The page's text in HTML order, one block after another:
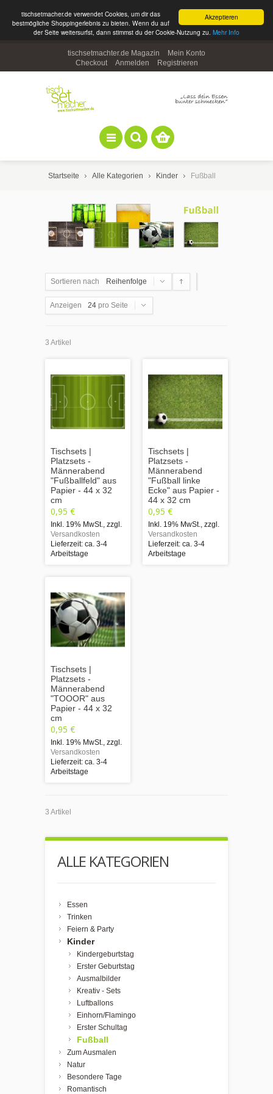
Akzeptieren
tischsetmacher.de verwendet Cookies, um dir das
bestmögliche Shoppingerlebnis zu bieten. Wenn du auf
der Seite weitersurfst, dann stimmst du der Cookie-Nutzung zu. Mehr Info
tischsetmachter.de Magazin
Mein Konto
Checkout
Anmelden Registrieren
Startseite Alle Kategorien Kinder Fußball
Sortieren nach Reihenfolge
Anzeigen 24 pro Seite
3 Artikel
Tischsets |
Platzsets -
Männerabend
"Fußballfeld" aus
Papier - 44 x 32
cm
0,95 €
Inkl. 19% MwSt. zzgl.
Versandkosten
Lieferzeit: ca. 3-4
Arbeitstage
Tischsets |
Platzsets -
Männerabend
"Fußball linke
Ecke" aus Papier -
44 x 32 cm
0,95 €
Inkl. 19% MwSt. zzgl.
Versandkosten
Lieferzeit: ca. 3-4
Arbeitstage
Tischsets |
Platzsets -
Männerabend
"TOOOR" aus
Papier - 44 x 32
cm
0,95 €
Inkl. 19% MwSt. zzgl.
Versandkosten
Lieferzeit: ca. 3-4
Arbeitstage
3 Artikel
ALLE KATEGORIEN
Essen
Trinken
Feiern & Party
Kinder
Kindergeburtstag
Erster Geburtstag
Ausmalbilder
Kreativ - Sets
Luftballons
Einhorn/Flamingo
Erster Schultag
Fußball
Zum Ausmalen
Natur
Besondere Tage
Romantisch